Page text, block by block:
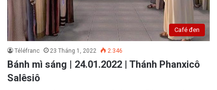
Café đen
Téléfranc 23 Tháng 1, 2022 2.346
Bánh mì sáng | 24.01.2022 | Thánh Phanxicô
Salêsiô